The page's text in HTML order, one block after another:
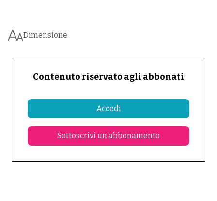
Dimensione
Contenuto riservato agli abbonati
Accedi
Sottoscrivi un abbonamento